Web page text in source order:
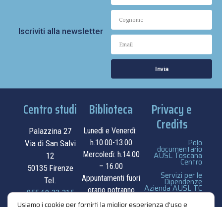
Iscriviti alla newsletter
Invia
Centro studi
Palazzina 27
Via di San Salvi
12
50135 Firenze
Tel.
055.69.33.315
Biblioteca
Lunedì e Venerdì:
h.10.00-13.00
Mercoledì: h.14.00
– 16.00
Appuntamenti fuori
orario potranno
essere
Privacy e
Credits
Polo
documentario
AUSL Toscana
Centro
Servizi per le
Dipendenze
Azienda AUSL TC
privacy e cookie
Usiamo i cookie per fornirti la miglior esperienza d'uso e